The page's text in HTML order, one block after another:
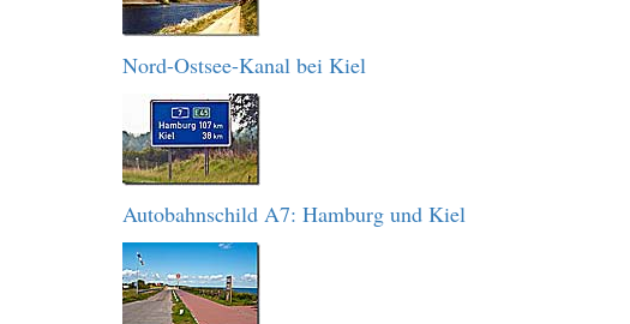
Nord-Ostsee-Kanal bei Kiel
Autobahnschild A7: Hamburg und Kiel